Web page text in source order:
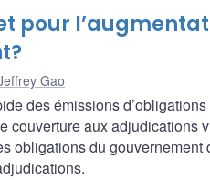
pour
Gao
des émissions
aux adjudications
obligations du